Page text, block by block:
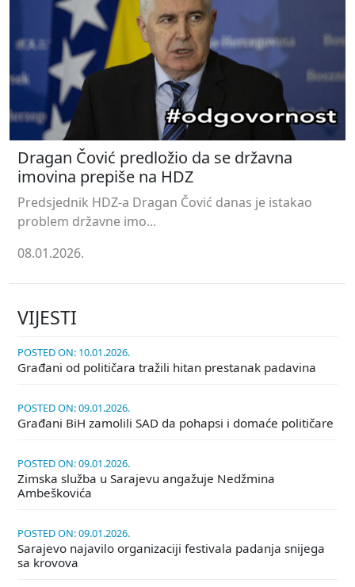
Dragan Čović predložio da se državna
imovina prepiše na HDZ
Predsjednik HDZ-a Dragan Čović danas je istakao
problem državne imo...
08.01.2026.
VIJESTI
POSTED ON: 10.01.2026.
Građani od političara tražili hitan prestanak padavina
POSTED ON: 09.01.2026.
Građani BiH zamolili SAD da pohapsi i domaće političare
POSTED ON: 09.01.2026.
Zimska služba u Sarajevu angažuje Nedžmina
Ambeškovića
POSTED ON: 09.01.2026.
Sarajevo najavilo organizaciji festivala padanja snijega
sa krovova